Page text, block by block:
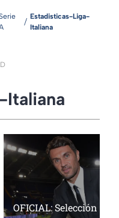
Estadisticas-Liga-
Italiana
Italiana
OFICIAL: Selección